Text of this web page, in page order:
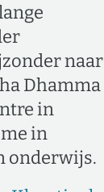
naar
Dhamma
in
in
onderwijs.